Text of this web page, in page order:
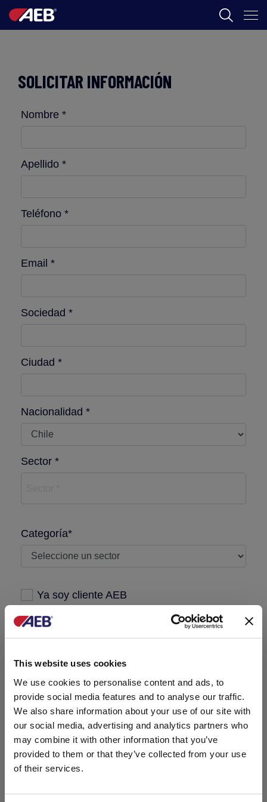
This website uses cookies
We use cookies to personalise content and ads, to
provide social media features and to analyse our traffic.
We also share information about your use of our site with
our social media, advertising and analytics partners who
may combine it with other information that you’ve
provided to them or that they’ve collected from your use
of their services.
FOOD
AEB ACADEMY
SOLICITAR INFORMACIÓN
Nombre *
Apellido *
Teléfono *
Email *
Sociedad *
Ciudad *
Nacionalidad *
Sector *
Categoría*
Ya soy cliente AEB
Mensaje requerido